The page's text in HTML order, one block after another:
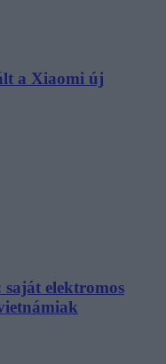
a Xiaomi új
elektromos